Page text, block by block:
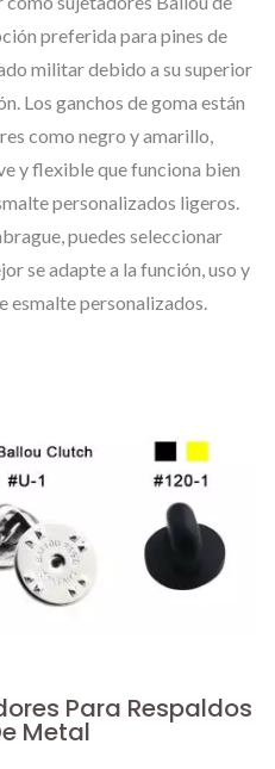
preferida para pines de
militar debido a su superior
Los ganchos de goma están
como negro y amarillo,
y flexible que funciona bien
personalizados ligeros.
puedes seleccionar
se adapte a la función, uso y
esmalte personalizados.
Para Respaldos
Metal